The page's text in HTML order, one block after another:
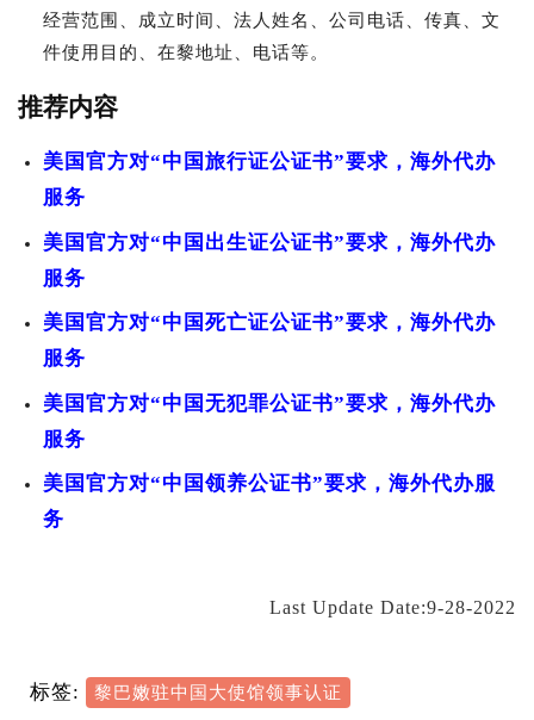
经营范围、成立时间、法人姓名、公司电话、传真、文
件使用目的、在黎地址、电话等。
推荐内容
美国官方对“中国旅行证公证书”要求，海外代办
服务
美国官方对“中国出生证公证书”要求，海外代办
服务
美国官方对“中国死亡证公证书”要求，海外代办
服务
美国官方对“中国无犯罪公证书”要求，海外代办
服务
美国官方对“中国领养公证书”要求，海外代办服
务
Last Update Date:9-28-2022
标签: 黎巴嫩驻中国大使馆领事认证